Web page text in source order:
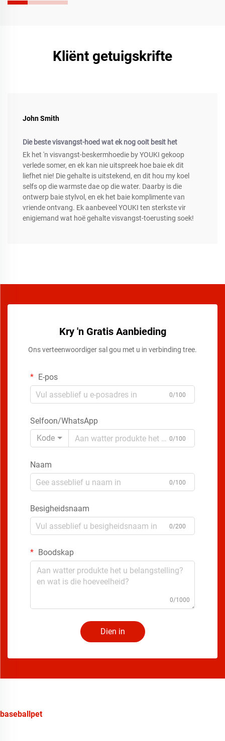
Kliënt getuigskrifte
John Smith
Die beste visvangst-hoed wat ek nog ooit besit het
Ek het 'n visvangst-beskermhoedie by YOUKI gekoop
verlede somer, en ek kan nie uitspreek hoe baie ek dit
liefhet nie! Die gehalte is uitstekend, en dit hou my koel
selfs op die warmste dae op die water. Daarby is die
ontwerp baie stylvol, en ek het baie komplimente van
vriende ontvang. Ek aanbeveel YOUKI ten sterkste vir
enigiemand wat hoë gehalte visvangst-toerusting soek!
Kry 'n Gratis Aanbieding
Ons verteenwoordiger sal gou met u in verbinding tree.
E-pos
0/100
Selfoon/WhatsApp
Kode
0/100
Naam
0/100
Besigheidsnaam
0/200
Boodskap
0/1000
Dien in
baseballpet